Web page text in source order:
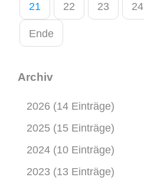
21 22 23 24
Ende
Archiv
2026 (14 Einträge)
2025 (15 Einträge)
2024 (10 Einträge)
2023 (13 Einträge)